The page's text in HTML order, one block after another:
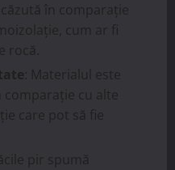
în comparație
cum ar fi
rocă.
: Materialul este
cu alte
care pot să fie
pir spumă